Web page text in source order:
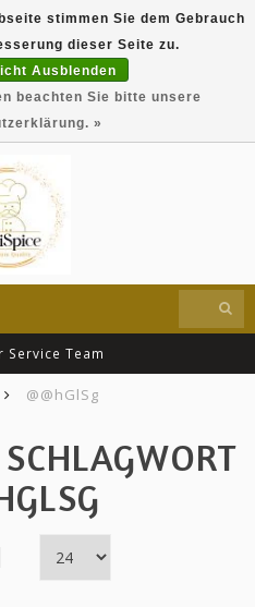
Indian grocery shop with
Suhana, DeliSpice
more !!!
Service Team
@@hGlSg
stimmen Sie dem Gebrauch
dieser Seite zu.
Ausblenden
beachten Sie bitte unsere
»